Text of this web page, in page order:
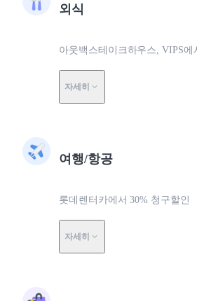
외식
아웃백스테이크하우스, VIPS에
자세히
여행/항공
롯데렌터카에서 30% 청구할인
자세히